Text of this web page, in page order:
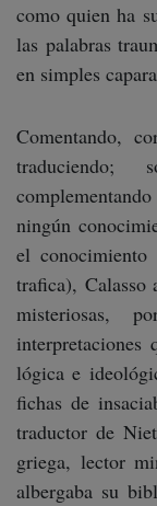
como quien ha
las palabras
en simples
Comentando,
traduciendo;
ningún
el
trafica), Calasso
misteriosas,
interpretaciones
lógica e
fichas de
traductor de
griega, lector
albergaba su